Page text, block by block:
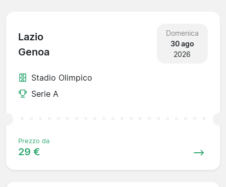
Lazio
Genoa
Domenica
30 ago
2026
Stadio Olimpico
Serie A
Prezzo da
29 €